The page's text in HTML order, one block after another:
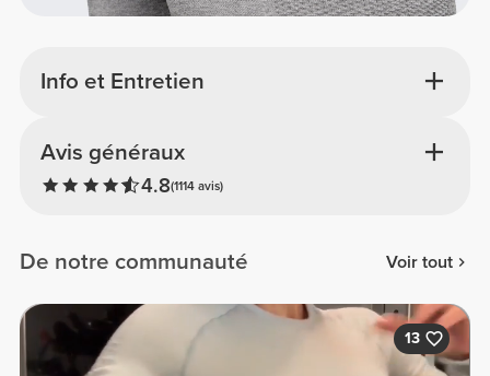
Info et Entretien
Avis généraux
4.8(1114 avis)
De notre communauté Voir tout
13